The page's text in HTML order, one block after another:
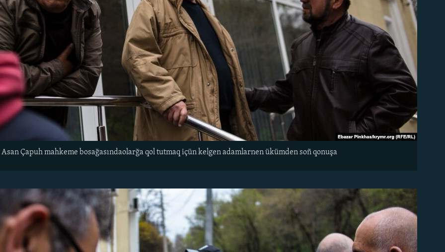
Çapuh mahkeme bosağasındaolarğa qol tutmaq içün kelgen adamlarnen ükümden soñ qonuşa